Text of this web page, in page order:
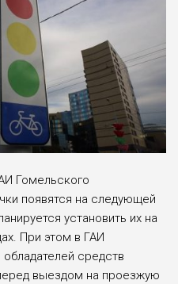
Гомельского
появятся на следующей
установить их на
При этом в ГАИ
средств
выездом на проезжую